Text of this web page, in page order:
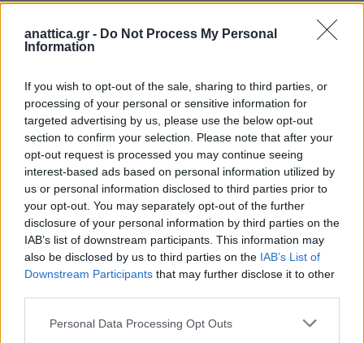
anattica.gr - Do Not Process My Personal
Information
If you wish to opt-out of the sale, sharing to third parties, or
processing of your personal or sensitive information for
targeted advertising by us, please use the below opt-out
section to confirm your selection. Please note that after your
opt-out request is processed you may continue seeing
interest-based ads based on personal information utilized by
us or personal information disclosed to third parties prior to
your opt-out. You may separately opt-out of the further
disclosure of your personal information by third parties on the
IAB’s list of downstream participants. This information may
also be disclosed by us to third parties on the IAB’s List of
Downstream Participants that may further disclose it to other
Personal Data Processing Opt Outs
ΟΓενικός Γραμματέας, Κωνσταντίνος Γλούμης
Ατσαλάκης, δήλωσε:
«Στόχος μας είναι κάθε παιδί να έχει την ευκαιρία να
ζήσει την εμπειρία της κατασκήνωσης σε ένα
ασφαλές και δημιουργικό περιβάλλον. Οι παιδικές
κατασκηνώσεις δεν είναι απλώς μια καλοκαιρινή
ανάσα για τις οικογένειες – είναι μια ουσιαστική
επένδυση στην κοινωνικοποίηση, την αυτονομία
και την ψυχαγωγία των παιδιών.
Για το 2025, με απόφαση της Υπουργού Κοινωνικής
στα 6 εκ. ευρώ, εξασφαλίζοντας καλύτερες